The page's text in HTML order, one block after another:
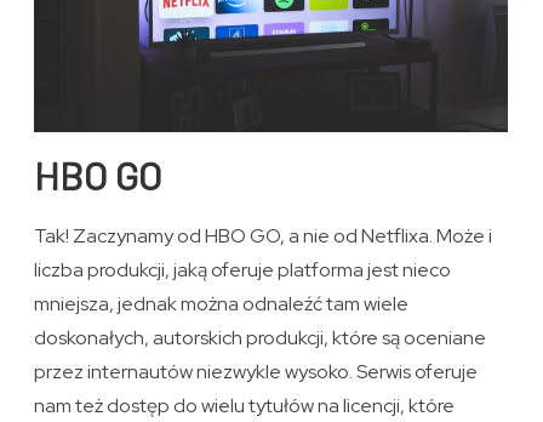
HBO GO
Tak! Zaczynamy od HBO GO, a nie od Netflixa. Może i
liczba produkcji, jaką oferuje platforma jest nieco
mniejsza, jednak można odnaleźć tam wiele
doskonałych, autorskich produkcji, które są oceniane
przez internautów niezwykle wysoko. Serwis oferuje
nam też dostęp do wielu tytułów na licencji, które